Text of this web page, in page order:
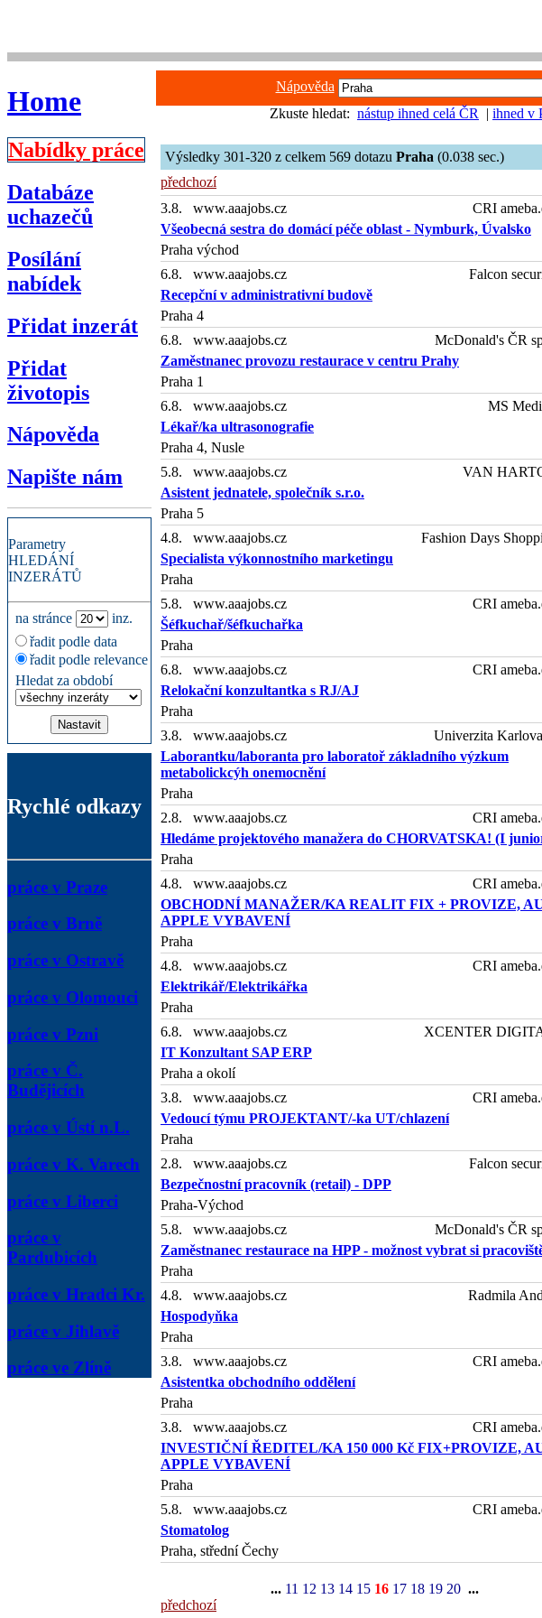
Home
Nabídky práce
Databáze
uchazečů
Posílání
nabídek
Přidat inzerát
Přidat
životopis
Nápověda
Napište nám
Parametry
HLEDÁNÍ
INZERÁTŮ
na stránce
inz.
řadit podle data
řadit podle relevance
Hledat za období
Rychlé odkazy
práce v Praze
práce v Brně
práce v Ostravě
práce v Olomouci
práce v Pzni
práce v Č.
Budějicích
práce v Ústí n.L.
práce v K. Varech
práce v Liberci
práce v
Pardubicích
práce v Hradci Kr.
práce v Jihlavě
práce ve Zlíně
Nápověda
Zkuste hledat: nástup ihned celá ČR | ihned v
Výsledky 301-320 z celkem 569 dotazu Praha (0.038 sec.)
předchozí
3.8. www.aaajobs.cz
CRI
Všeobecná sestra do domácí péče oblast - Nymburk, Úvalsko
Praha východ
6.8. www.aaajobs.cz
Falcon
Recepční v administrativní budově
Praha 4
6.8. www.aaajobs.cz
McDonald's ČR
Zaměstnanec provozu restaurace v centru Prahy
Praha 1
6.8. www.aaajobs.cz
MS
Lékař/ka ultrasonografie
Praha 4, Nusle
5.8. www.aaajobs.cz
VAN
Asistent jednatele, společník s.r.o.
Praha 5
4.8. www.aaajobs.cz
Fashion Days
Specialista výkonnostního marketingu
Praha
5.8. www.aaajobs.cz
CRI
Šéfkuchař/šéfkuchařka
Praha
6.8. www.aaajobs.cz
CRI
Relokační konzultantka s RJ/AJ
Praha
3.8. www.aaajobs.cz
Univerzita
Laborantku/laboranta pro laboratoř základního výzkum
metabolickcýh onemocnění
Praha
2.8. www.aaajobs.cz
CRI
Hledáme projektového manažera do CHORVATSKA! (I
Praha
4.8. www.aaajobs.cz
CRI
OBCHODNÍ MANAŽER/KA REALIT FIX + PROVIZE,
APPLE VYBAVENÍ
Praha
4.8. www.aaajobs.cz
CRI
Elektrikář/Elektrikářka
Praha
6.8. www.aaajobs.cz
XCENTER
IT Konzultant SAP ERP
Praha a okolí
3.8. www.aaajobs.cz
CRI
Vedoucí týmu PROJEKTANT/-ka UT/chlazení
Praha
2.8. www.aaajobs.cz
Falcon
Bezpečnostní pracovník (retail) - DPP
Praha-Východ
5.8. www.aaajobs.cz
McDonald's ČR
Zaměstnanec restaurace na HPP - možnost vybrat si
Praha
4.8. www.aaajobs.cz
Radmila
Hospodyňka
Praha
3.8. www.aaajobs.cz
CRI
Asistentka obchodního oddělení
Praha
3.8. www.aaajobs.cz
CRI
INVESTIČNÍ ŘEDITEL/KA 150 000 Kč FIX+PROVIZE,
APPLE VYBAVENÍ
Praha
5.8. www.aaajobs.cz
CRI
Stomatolog
Praha, střední Čechy
... 11 12 13 14 15 16 17 18 19 20 ...
předchozí